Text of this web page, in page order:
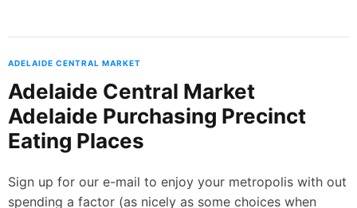
ADELAIDE CENTRAL MARKET
Adelaide Central Market
Adelaide Purchasing Precinct
Eating Places
Sign up for our e-mail to enjoy your metropolis with out
spending a factor (as nicely as some choices when